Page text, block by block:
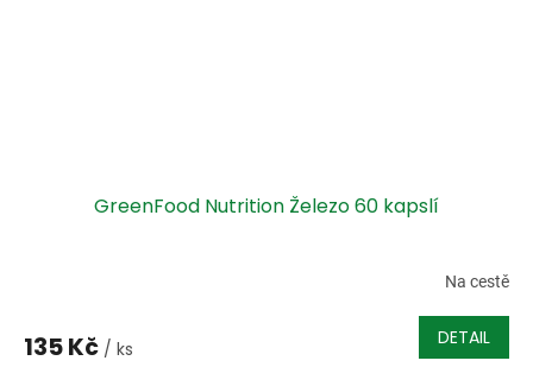
GreenFood Nutrition Železo 60 kapslí
Na cestě
135 Kč / ks DETAIL